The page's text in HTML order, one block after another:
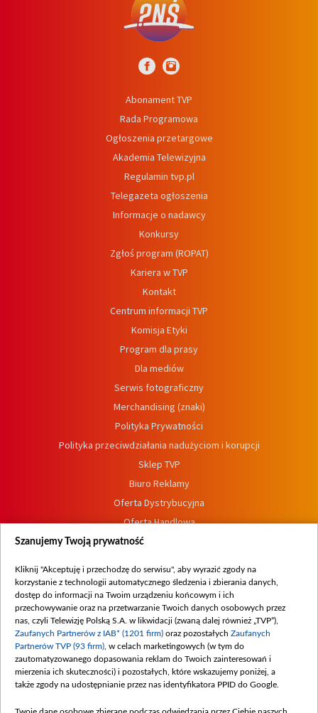
Abonament TVP
Rada Programowa
Ogłoszenia przetargowe
Akademia Telewizyjna
Regulamin tvp.pl
Telegazeta ogłoszenia
Informacje o nadawcy
Konkursy
Zgłoś program (ROPAT)
Kariera w TVP
Kontakt
Centrum informacji TVP
Komisja Etyki
Program dla prasy
Dla mediów
Serwis fotograficzny
Merchandising (znaki)
Polityka Prywatności
Polityka przeciwdziałania nadużyciom i korupcji
Sklep TVP
Biuro Reklamy
Oferta Dystrybucyjna
Oferta Handlowa
Dostępność
Procedura zgłoszeń wewnętrznych
Szanujemy Twoją prywatność
Kliknij "Akceptuję i przechodzę do serwisu", aby wyrazić zgody na
korzystanie z technologii automatycznego śledzenia i zbierania danych,
dostęp do informacji na Twoim urządzeniu końcowym i ich
przechowywanie oraz na przetwarzanie Twoich danych osobowych przez
nas, czyli Telewizję Polską S.A. w likwidacji (zwaną dalej również „TVP”),
Zaufanych Partnerów z IAB* (1201 firm) oraz pozostałych Zaufanych
Partnerów TVP (93 firm) , w celach marketingowych (w tym do
zautomatyzowanego dopasowania reklam do Twoich zainteresowań i
mierzenia ich skuteczności) i pozostałych, które wskazujemy poniżej, a
także zgody na udostępnianie przez nas identyfikatora PPID do Google.